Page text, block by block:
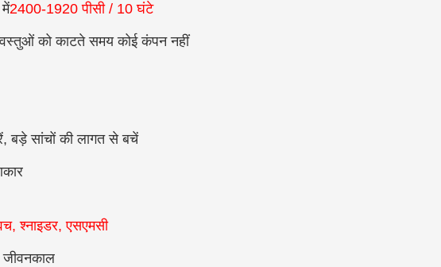
में2400-1920 पीसी / 10 घंटे
को काटते समय कोई कंपन नहीं
बड़े सांचों की लागत से बचें
श्नाइडर, एसएमसी
जीवनकाल